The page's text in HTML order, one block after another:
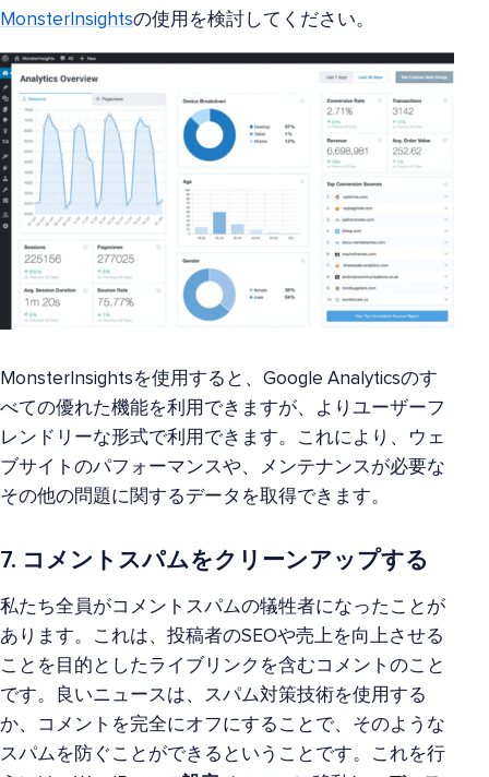
MonsterInsightsの使用を検討してください。
MonsterInsightsを使用すると、Google Analyticsのす
べての優れた機能を利用できますが、よりユーザーフ
レンドリーな形式で利用できます。これにより、ウェ
ブサイトのパフォーマンスや、メンテナンスが必要な
その他の問題に関するデータを取得できます。
7. コメントスパムをクリーンアップする
私たち全員がコメントスパムの犠牲者になったことが
あります。これは、投稿者のSEOや売上を向上させる
ことを目的としたライブリンクを含むコメントのこと
です。良いニュースは、スパム対策技術を使用する
か、コメントを完全にオフにすることで、そのような
スパムを防ぐことができるということです。これを行